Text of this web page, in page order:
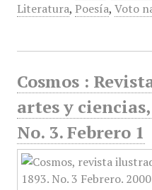
Literatura, Poesía, Voto
Cosmos :
artes y
No. 3. Febrero 1